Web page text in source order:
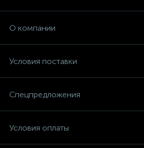
О компании
Условия поставки
Спецпредложения
Условия оплаты